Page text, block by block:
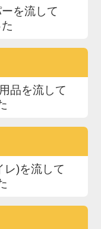
を流して
品を流して
レ)を流して